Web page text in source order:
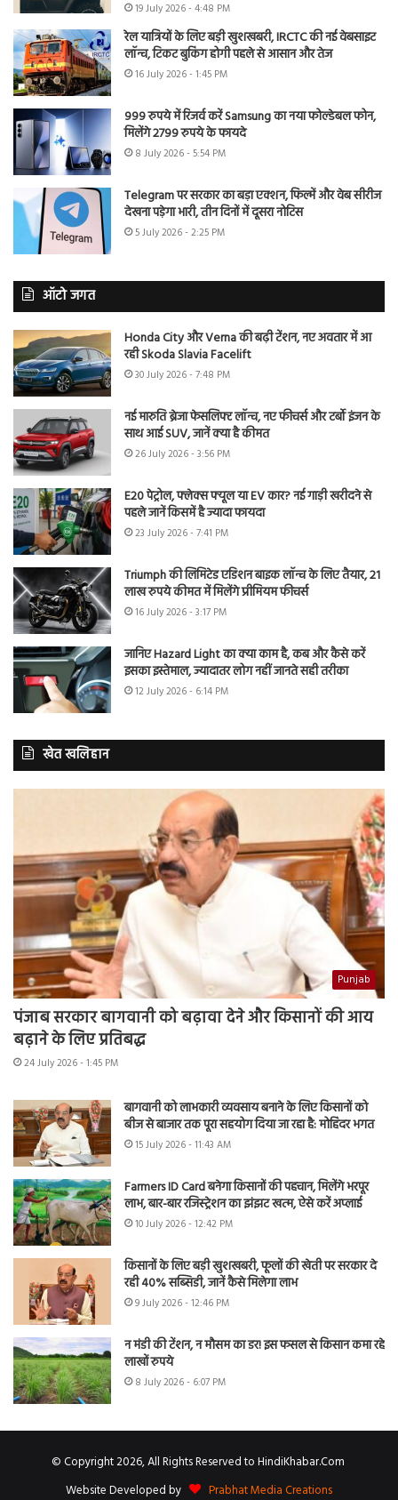
19 July 2026 - 4:48 PM
रेल यात्रियों के लिए बड़ी खुशखबरी, IRCTC की नई वेबसाइट
लॉन्च, टिकट बुकिंग होगी पहले से आसान और तेज
16 July 2026 - 1:45 PM
999 रुपये में रिजर्व करें Samsung का नया फोल्डेबल फोन,
मिलेंगे 2799 रुपये के फायदे
8 July 2026 - 5:54 PM
Telegram पर सरकार का बड़ा एक्शन, फिल्में और वेब सीरीज
देखना पड़ेगा भारी, तीन दिनों में दूसरा नोटिस
5 July 2026 - 2:25 PM
ऑटो जगत
Honda City और Verna की बढ़ी टेंशन, नए अवतार में आ
रही Skoda Slavia Facelift
30 July 2026 - 7:48 PM
नई मारुति ब्रेजा फेसलिफ्ट लॉन्च, नए फीचर्स और टर्बो इंजन के
साथ आई SUV, जानें क्या है कीमत
26 July 2026 - 3:56 PM
E20 पेट्रोल, फ्लेक्स फ्यूल या EV कार? नई गाड़ी खरीदने से
पहले जानें किसमें है ज्यादा फायदा
23 July 2026 - 7:41 PM
Triumph की लिमिटेड एडिशन बाइक लॉन्च के लिए तैयार, 21
लाख रुपये कीमत में मिलेंगे प्रीमियम फीचर्स
16 July 2026 - 3:17 PM
जानिए Hazard Light का क्या काम है, कब और कैसे करें
इसका इस्तेमाल, ज्यादातर लोग नहीं जानते सही तरीका
12 July 2026 - 6:14 PM
खेत खलिहान
Punjab
पंजाब सरकार बागवानी को बढ़ावा देने और किसानों की आय
बढ़ाने के लिए प्रतिबद्ध
24 July 2026 - 1:45 PM
बागवानी को लाभकारी व्यवसाय बनाने के लिए किसानों को
बीज से बाजार तक पूरा सहयोग दिया जा रहा है: मोहिंदर भगत
15 July 2026 - 11:43 AM
Farmers ID Card बनेगा किसानों की पहचान, मिलेंगे भरपूर
लाभ, बार-बार रजिस्ट्रेशन का झंझट खत्म, ऐसे करें अप्लाई
10 July 2026 - 12:42 PM
किसानों के लिए बड़ी खुशखबरी, फूलों की खेती पर सरकार दे
रही 40% सब्सिडी, जानें कैसे मिलेगा लाभ
9 July 2026 - 12:46 PM
न मंडी की टेंशन, न मौसम का डर! इस फसल से किसान कमा रहे
लाखों रुपये
8 July 2026 - 6:07 PM
© Copyright 2026, All Rights Reserved to HindiKhabar.Com
Website Developed by
Prabhat Media Creations